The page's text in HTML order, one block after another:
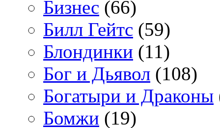
Бизнес (66)
Билл Гейтс (59)
Блондинки (11)
Бог и Дьявол (108)
Богатыри и Драконы
Бомжи (19)